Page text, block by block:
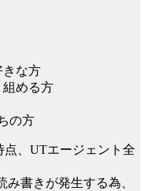
きな方
める方
の方
点、UTエージェント全
書きが発生する為、